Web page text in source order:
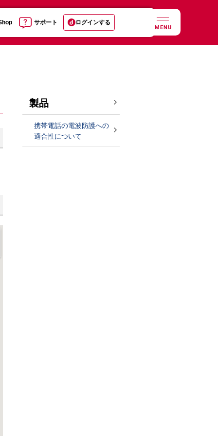
サポート ログインする
MENU
製品
携帯電話の電波防護への
適合性について